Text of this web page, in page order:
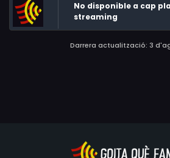
Gilbert, Paloma Peraile, Diana Ruiz,
Alberto Jo Lee, Verónica Polo, Toni
Andreu, Tavi García, Mario Tardón,
No disponible a cap
streaming
Darrera actualització: 3